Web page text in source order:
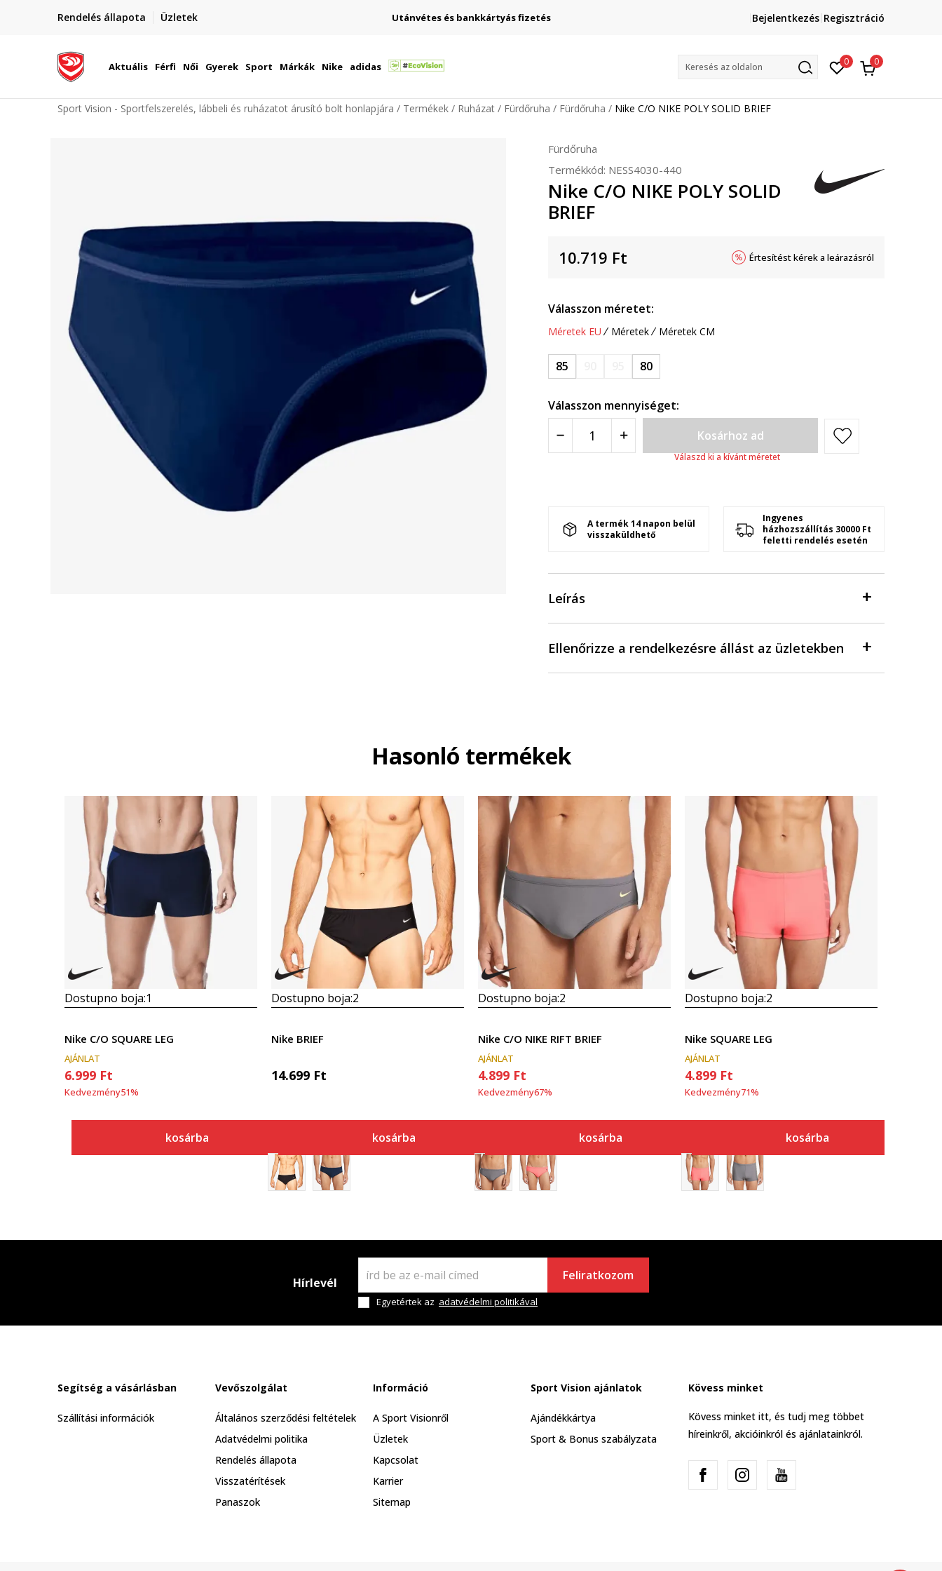
Rendelés állapota Üzletek
Szállítás Magyarország területén Utánvétes és bankkártyás fizetés
Lépj velünk kapcsolatba
online@sport-vision.huBejelentkezés Regisztráció
Aktuális Férfi Női Gyerek Sport Márkák Nike adidas Keresés az oldalon 0 0
Sport Vision - Sportfelszerelés, lábbeli és ruházatot árusító bolt honlapjára Termékek Ruházat Fürdőruha Fürdőruha Nike C/O NIKE POLY SOLID BRIEF
Fürdőruha
Termékkód: NESS4030-440
Nike C/O NIKE POLY SOLID
BRIEF
10.719 Ft Értesítést kérek a leárazásról
Válasszon méretet:
Méretek EU Méretek Méretek CM
85 80
Válasszon mennyiséget:
Kosárhoz ad
Válaszd ki a kívánt méretet
A termék 14 napon belül
visszaküldhető
Ingyenes
házhozszállítás 30000 Ft
feletti rendelés esetén
Leírás
Ellenőrizze a rendelkezésre állást az üzletekben
Hasonló termékek
Dostupno boja:1
Nike C/O SQUARE LEG
AJÁNLAT
6.999 Ft
Kedvezmény51%
kosárba
Dostupno boja:2
Nike BRIEF
14.699 Ft
kosárba
Dostupno boja:2
Nike C/O NIKE RIFT BRIEF
AJÁNLAT
4.899 Ft
Kedvezmény67%
kosárba
Dostupno boja:2
Nike SQUARE LEG
AJÁNLAT
4.899 Ft
Kedvezmény71%
kosárba
Hírlevél Feliratkozom
Egyetértek az adatvédelmi politikával
Segítség a vásárlásban
Szállítási információk
Vevőszolgálat
Általános szerződési feltételek
Adatvédelmi politika
Rendelés állapota
Visszatérítések
Panaszok
Információ
A Sport Visionről
Üzletek
Kapcsolat
Karrier
Sitemap
Sport Vision ajánlatok
Ajándékkártya
Sport & Bonus szabályzata
Kövess minket
Kövess minket itt, és tudj meg többet
híreinkről, akcióinkról és ajánlatainkról.